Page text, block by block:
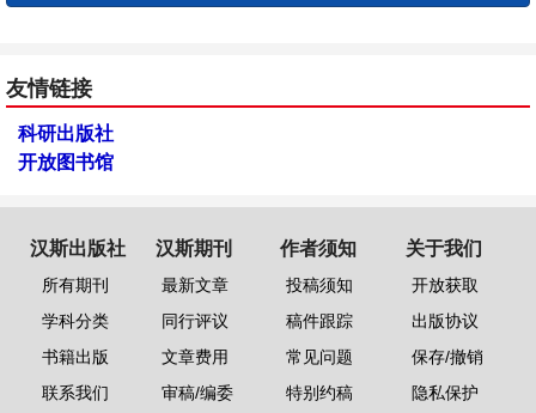
友情链接
科研出版社
开放图书馆
汉斯出版社
所有期刊
学科分类
书籍出版
联系我们
汉斯期刊
最新文章
同行评议
文章费用
审稿/编委
作者须知
投稿须知
稿件跟踪
常见问题
特别约稿
关于我们
开放获取
出版协议
保存/撤销
隐私保护